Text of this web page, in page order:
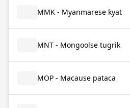
MMK - Myanmarese kyat
MNT - Mongoolse tugrik
MOP - Macause pataca